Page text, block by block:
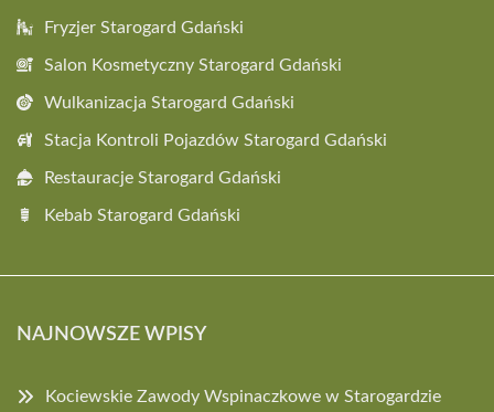
Fryzjer Starogard Gdański
Salon Kosmetyczny Starogard Gdański
Wulkanizacja Starogard Gdański
Stacja Kontroli Pojazdów Starogard Gdański
Restauracje Starogard Gdański
Kebab Starogard Gdański
NAJNOWSZE WPISY
Kociewskie Zawody Wspinaczkowe w Starogardzie